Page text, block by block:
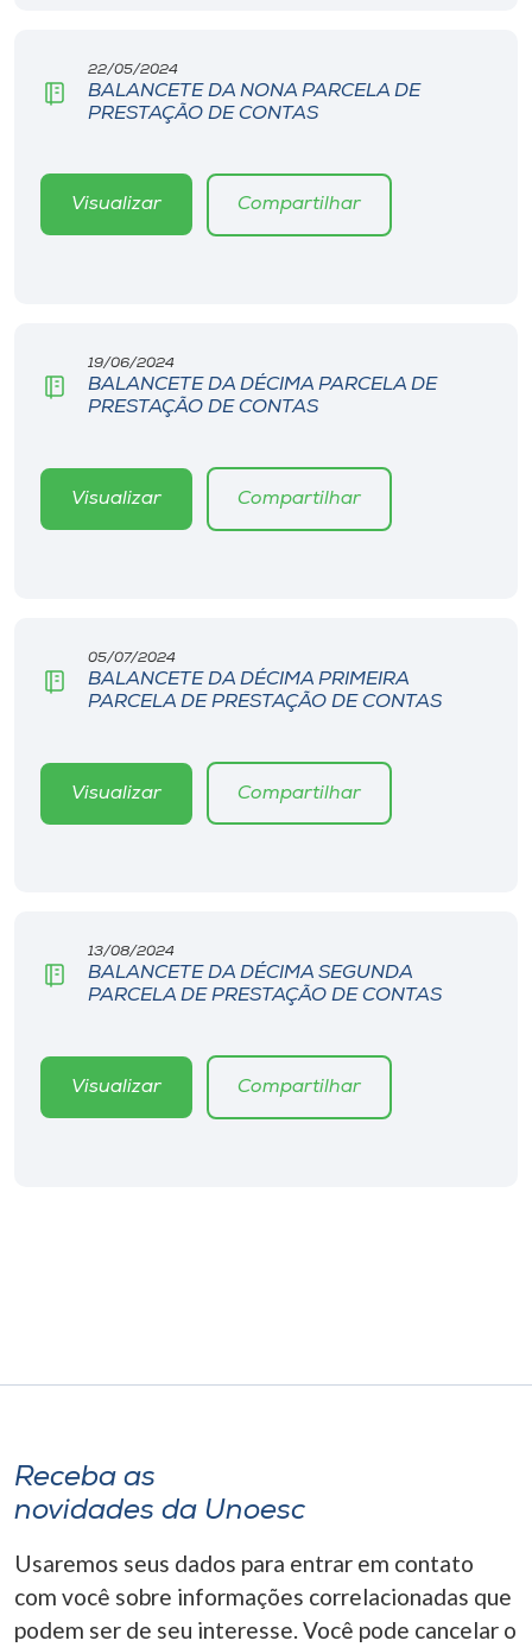
22/05/2024
BALANCETE DA NONA PARCELA DE
PRESTAÇÃO DE CONTAS
Visualizar Compartilhar
19/06/2024
BALANCETE DA DÉCIMA PARCELA DE
PRESTAÇÃO DE CONTAS
Visualizar Compartilhar
05/07/2024
BALANCETE DA DÉCIMA PRIMEIRA
PARCELA DE PRESTAÇÃO DE CONTAS
Visualizar Compartilhar
13/08/2024
BALANCETE DA DÉCIMA SEGUNDA
PARCELA DE PRESTAÇÃO DE CONTAS
Visualizar Compartilhar
Receba as
novidades da Unoesc
Usaremos seus dados para entrar em contato
com você sobre informações correlacionadas que
podem ser de seu interesse. Você pode cancelar o